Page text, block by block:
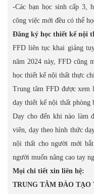
-Các bạn học sinh cấp 3,
công việc mới đều có thể
Đăng ký học thiết kế nội
FFD liên tục khai giảng
năm 2024 này, FFD cũng
học thiết kế nội thất thực
Trung tâm FFD được xem
dạy thiết kế nội thất phòng
Dạy cho đến khi nào làm
viên, dạy theo hình thức
nội thất cho người mới
người muốn nâng cao tay
Mọi chi tiết xin liên hệ:
TRUNG TÂM ĐÀO TẠO